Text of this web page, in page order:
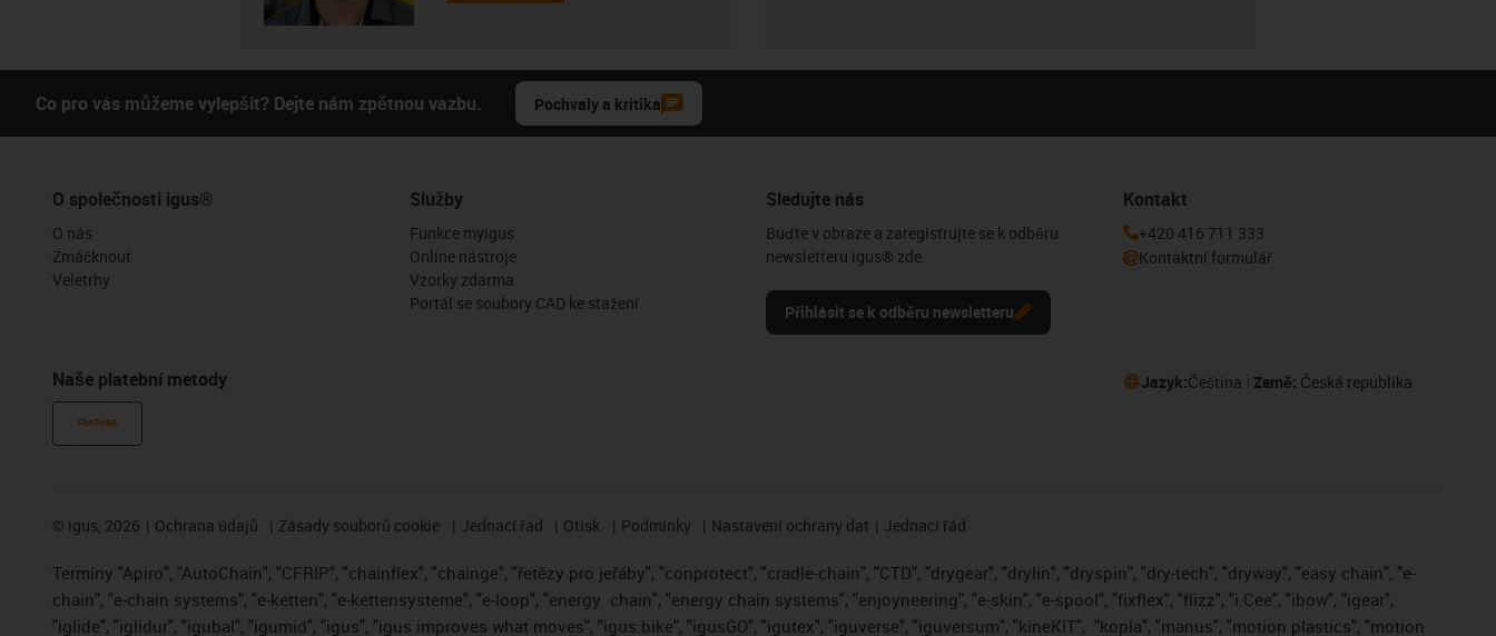
Co pro vás můžeme vylepšit? Dejte nám zpětnou vazbu. Pochvaly a kritika
O společnosti igus®
O nás
Zmáčknout
Veletrhy
Naše platební metody
FAKTURA
Služby
Funkce myigus
Online nástroje
Vzorky zdarma
Portál se soubory CAD ke stažení
Sledujte nás
Buďte v obraze a zaregistrujte se k odběru
newsletteru igus® zde.
Přihlásit se k odběru newsletteru
Kontakt
+420 416 711 333
Kontaktní formulář
Jazyk:Čeština Země: Česká republika
© igus, 2026 Ochrana údajů Zásady souborů cookie Jednací řád Otisk Podmínky Nastavení ochrany dat Jednací řád
Termíny "Apiro", "AutoChain", "CFRIP", "chainflex", "chainge", "řetězy pro jeřáby", "conprotect", "cradle-chain", "CTD", "drygear", "drylin", "dryspin", "dry-tech", "dryway", "easy chain", "e-
chain", "e-chain systems", "e-ketten", "e-kettensysteme", "e-loop", "energy chain", "energy chain systems", "enjoyneering", "e-skin", "e-spool", "fixflex", "flizz", "i.Cee", "ibow", "igear",
"iglide", "iglidur", "igubal", "igumid", "igus", "igus improves what moves", "igus:bike", "igusGO", "igutex", "iguverse", "iguversum", "kineKIT", "kopla", "manus", "motion plastics", "motion